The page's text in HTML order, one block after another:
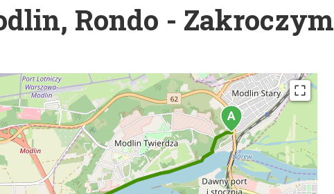
Rondo - Zakroczym